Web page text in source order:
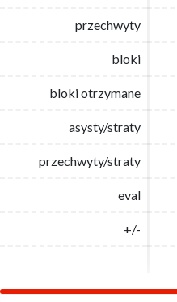
przechwyty
bloki
bloki otrzymane
asysty/straty
przechwyty/straty
eval
+/-
przechwyty
bloki
bloki otrzymane
asysty/straty
przechwyty/straty
eval
+/-